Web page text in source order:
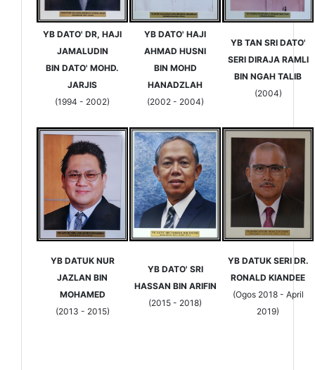
YB DATO' DR, HAJI
JAMALUDIN
BIN DATO' MOHD.
JARJIS
(1994 - 2002)
YB DATO' HAJI
AHMAD HUSNI
BIN MOHD
HANADZLAH
(2002 - 2004)
YB TAN SRI DATO'
SERI DIRAJA RAMLI
BIN NGAH TALIB
(2004)
YB DATUK NUR
JAZLAN BIN
MOHAMED
(2013 - 2015)
YB DATO' SRI
HASSAN BIN ARIFIN
(2015 - 2018)
YB DATUK SERI DR.
RONALD KIANDEE
(Ogos 2018 - April
2019)